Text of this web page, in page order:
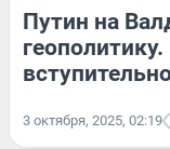
Путин на
3 октября, 2025, 02:19